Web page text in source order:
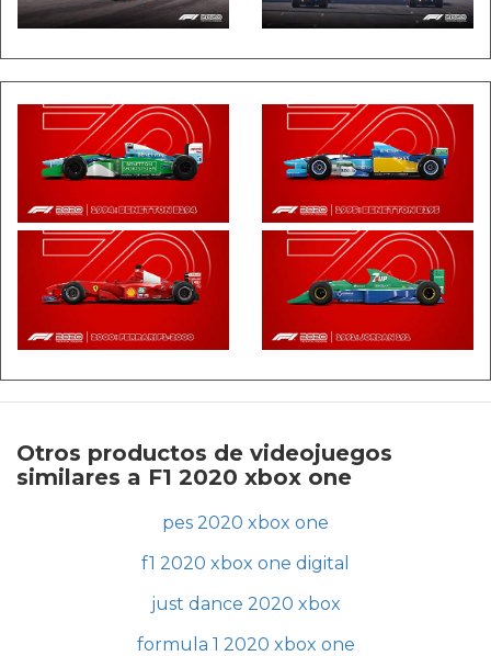
Otros productos de videojuegos
similares a F1 2020 xbox one
pes 2020 xbox one
f1 2020 xbox one digital
just dance 2020 xbox
formula 1 2020 xbox one